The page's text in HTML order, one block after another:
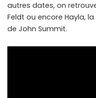
autres dates, on
Feldt ou encore Hayla, la
de John Summit.